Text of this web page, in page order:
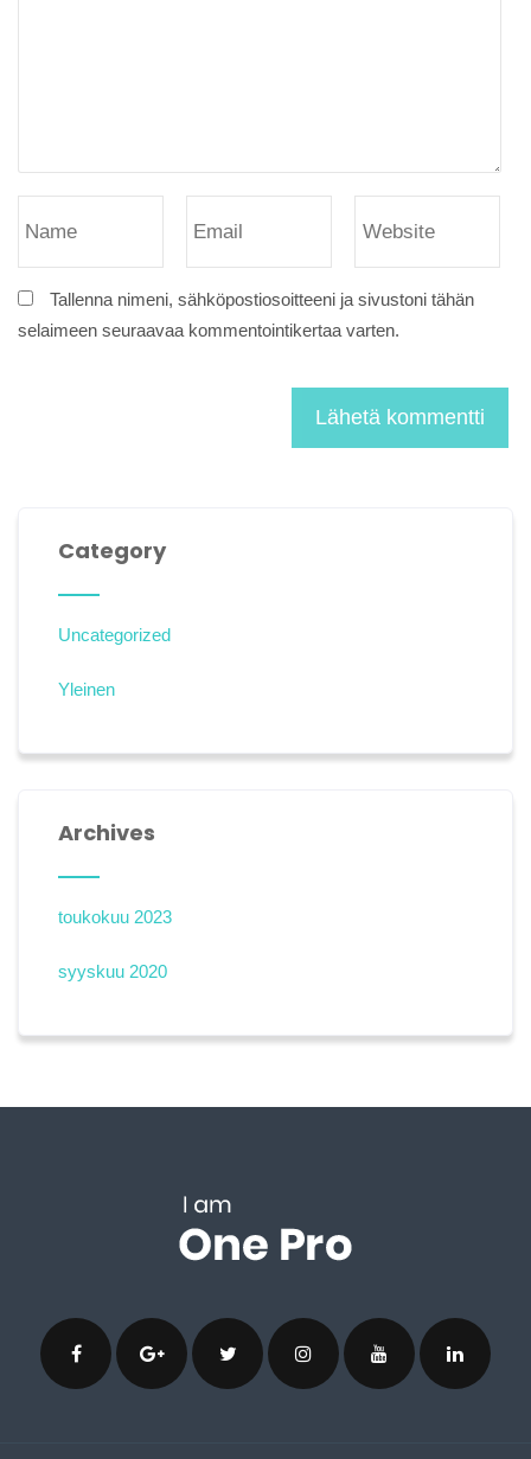
Tallenna nimeni, sähköpostiosoitteeni ja sivustoni tähän
selaimeen seuraavaa kommentointikertaa varten.
Category
Uncategorized
Yleinen
Archives
toukokuu 2023
syyskuu 2020